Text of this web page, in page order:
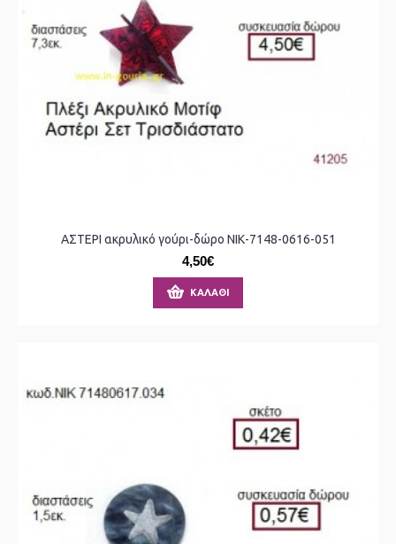
ΑΣΤΕΡΙ ακρυλικό γούρι-δώρο ΝΙΚ-7148-0616-051
4,50€
ΚΑΛΆΘΙ